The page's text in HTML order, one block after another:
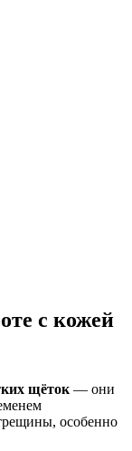
с кожей
щёток — они
особенно